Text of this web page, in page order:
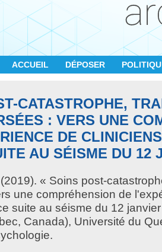
ACCUEIL DÉPOSER
CATASTROPHE,
: VERS UNE
DE
AU SÉISME DU 12
(2019). « Soins post-
une compréhension de
suite au séisme du 12
Canada), Université du